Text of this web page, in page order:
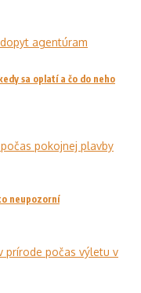
sa oplatí a čo do neho
neupozorní